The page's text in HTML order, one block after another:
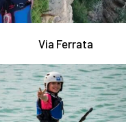
Via Ferrata